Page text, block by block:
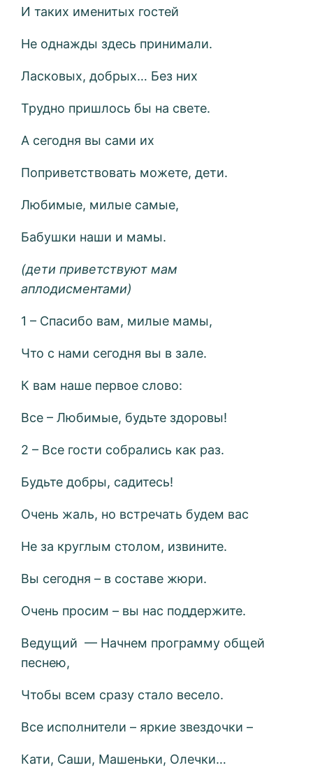
И таких именитых гостей
Не однажды здесь принимали.
Ласковых, добрых… Без них
Трудно пришлось бы на свете.
А сегодня вы сами их
Поприветствовать можете, дети.
Любимые, милые самые,
Бабушки наши и мамы.
(дети приветствуют мам
аплодисментами)
1 – Спасибо вам, милые мамы,
Что с нами сегодня вы в зале.
К вам наше первое слово:
Все – Любимые, будьте здоровы!
2 – Все гости собрались как раз.
Будьте добры, садитесь!
Очень жаль, но встречать будем вас
Не за круглым столом, извините.
Вы сегодня – в составе жюри.
Очень просим – вы нас поддержите.
Ведущий — Начнем программу общей
песнею,
Чтобы всем сразу стало весело.
Все исполнители – яркие звездочки –
Кати, Саши, Машеньки, Олечки…